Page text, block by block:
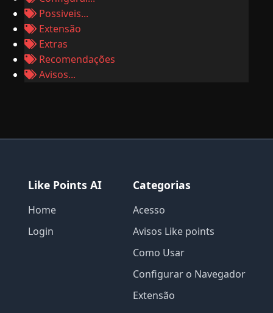
Possiveis...
Extensão
Extras
Recomendações
Avisos...
Like Points AI
Home
Login
Categorias
Acesso
Avisos Like points
Como Usar
Configurar o Navegador
Extensão